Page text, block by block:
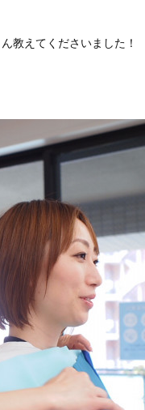
教えてくださいました！